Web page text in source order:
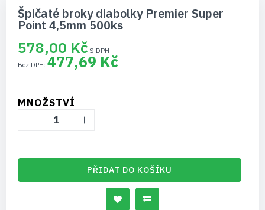
začátek
galerie
obrázky
Špičaté broky diabolky Premier Super
Point 4,5mm 500ks
578,00 Kč
477,69 Kč
MNOŽSTVÍ
PŘIDAT DO KOŠÍKU